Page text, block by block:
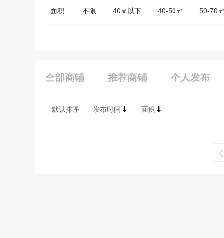
医药保健
家居建材
面积 不限 40㎡以下 40-50㎡ 50-70㎡
全部商铺 推荐商铺 个人发布
默认排序 发布时间 面积